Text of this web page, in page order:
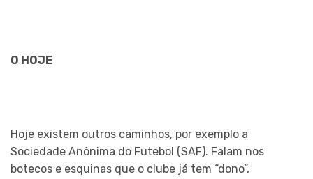
O HOJE
Hoje existem outros caminhos, por exemplo a
Sociedade Anônima do Futebol (SAF). Falam nos
botecos e esquinas que o clube já tem “dono”,